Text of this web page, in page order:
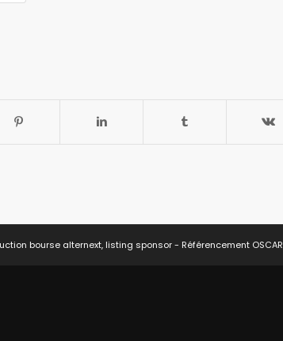
bourse alternext, listing sponsor - Référencement OSCAR